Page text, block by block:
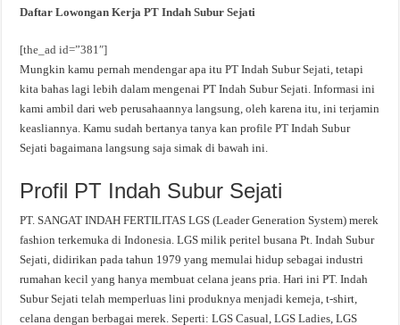
Daftar Lowongan Kerja PT Indah Subur Sejati
[the_ad id=”381″]
Mungkin kamu pernah mendengar apa itu PT Indah Subur Sejati, tetapi
kita bahas lagi lebih dalam mengenai PT Indah Subur Sejati. Informasi ini
kami ambil dari web perusahaannya langsung, oleh karena itu, ini terjamin
keasliannya. Kamu sudah bertanya tanya kan profile PT Indah Subur
Sejati bagaimana langsung saja simak di bawah ini.
Profil PT Indah Subur Sejati
PT. SANGAT INDAH FERTILITAS LGS (Leader Generation System) merek
fashion terkemuka di Indonesia. LGS milik peritel busana Pt. Indah Subur
Sejati, didirikan pada tahun 1979 yang memulai hidup sebagai industri
rumahan kecil yang hanya membuat celana jeans pria. Hari ini PT. Indah
Subur Sejati telah memperluas lini produknya menjadi kemeja, t-shirt,
celana dengan berbagai merek. Seperti: LGS Casual, LGS Ladies, LGS